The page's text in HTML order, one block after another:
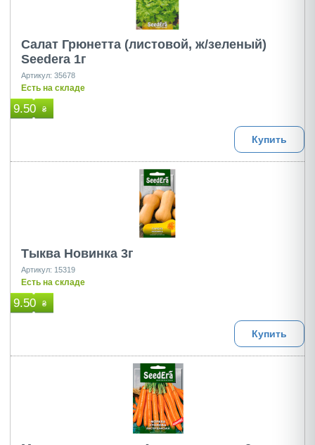
Салат Грюнетта (листовой, ж/зеленый)
Seedеra 1г
Артикул: 35678
Есть на складе
9.50 ₴
Купить
Тыква Новинка 3г
Артикул: 15319
Есть на складе
9.50 ₴
Купить